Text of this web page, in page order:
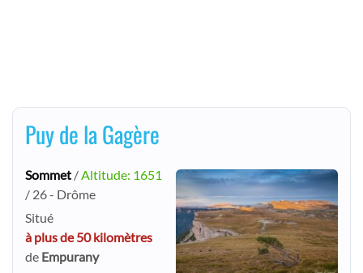
Puy de la Gagère
Sommet /Altitude: 1651
/ 26 - Drôme
Situé
à plus de 50 kilomètres
de Empurany